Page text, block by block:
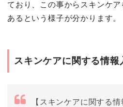
ており、この事からスキンケ
あるという様子が分かります。
スキンケアに関する情報
【スキンケアに関する情